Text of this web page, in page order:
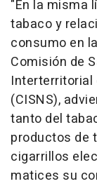
"En la misma
tabaco y
consumo en
Comisión de
Interterritorial
(CISNS),
tanto del
productos de
cigarrillos
matices su